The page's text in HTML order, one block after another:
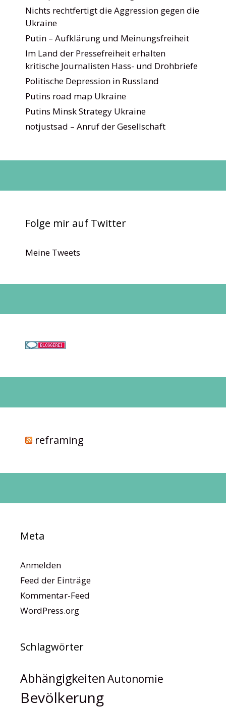
Nichts rechtfertigt die Aggression gegen die
Ukraine
Putin – Aufklärung und Meinungsfreiheit
Im Land der Pressefreiheit erhalten
kritische Journalisten Hass- und Drohbriefe
Politische Depression in Russland
Putins road map Ukraine
Putins Minsk Strategy Ukraine
notjustsad – Anruf der Gesellschaft
Folge mir auf Twitter
Meine Tweets
reframing
Meta
Anmelden
Feed der Einträge
Kommentar-Feed
WordPress.org
Schlagwörter
Abhängigkeiten Autonomie
Bevölkerung